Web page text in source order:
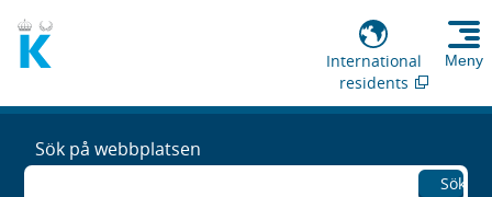
International
residents
Meny
Sök på webbplatsen
Sök